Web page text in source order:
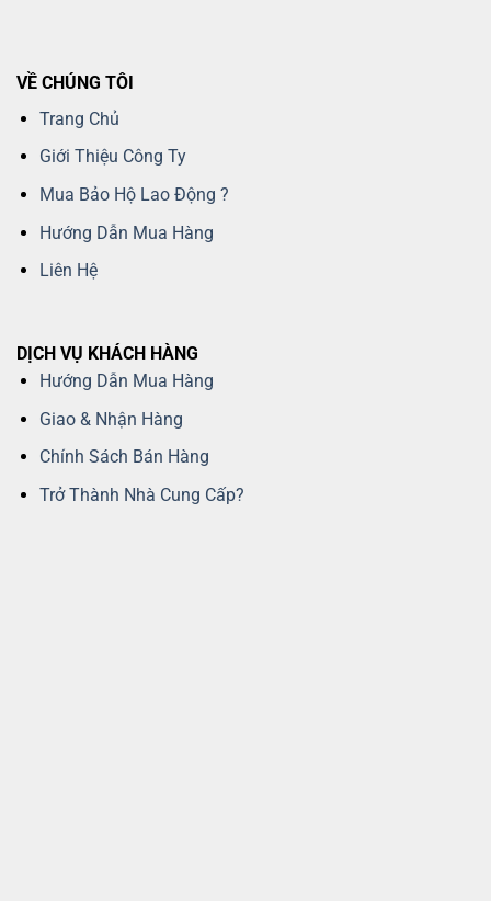
VỀ CHÚNG TÔI
Trang Chủ
Giới Thiệu Công Ty
Mua Bảo Hộ Lao Động ?
Hướng Dẫn Mua Hàng
Liên Hệ
DỊCH VỤ KHÁCH HÀNG
Hướng Dẫn Mua Hàng
Giao & Nhận Hàng
Chính Sách Bán Hàng
Trở Thành Nhà Cung Cấp?